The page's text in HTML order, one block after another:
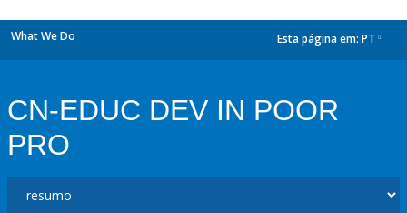
What We Do Esta página em: PT
CN-EDUC DEV IN POOR
PRO